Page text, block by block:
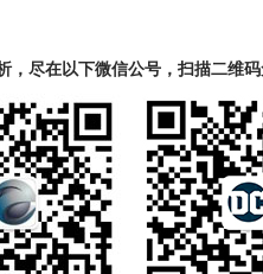
尽在以下微信公号，扫描二维码